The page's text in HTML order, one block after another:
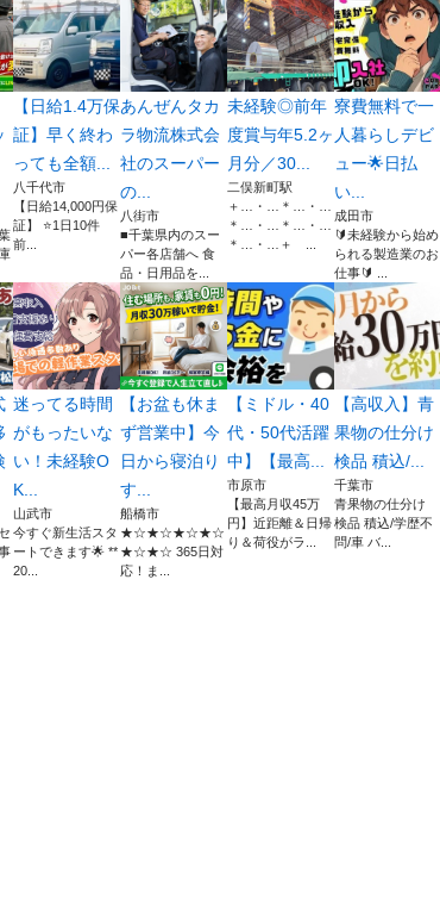
【日給1.4万保
証】早く終わ
っても全額...
八千代市
【日給14,000円保
証】 ⭐️1日10件
前...
あんぜんタカ
ラ物流株式会
社のスーパー
の...
八街市
■千葉県内のスー
パー各店舗へ 食
品・日用品を...
未経験◎前年
度賞与年5.2ヶ
月分／30...
二俣新町駅
＋…・…＊…・…
＊…・…＊…・…
＊…・…＋ ...
寮費無料で一
人暮らしデビ
ュー🌟日払
い...
成田市
🔰未経験から始め
られる製造業のお
仕事🔰 ...
迷ってる時間
がもったいな
い！未経験O
K...
山武市
今すぐ新生活スタ
ートできます🌟 **
20...
【お盆も休ま
ず営業中】今
日から寝泊り
す...
船橋市
★☆★☆★☆★☆
★☆★☆ 365日対
応！ま...
【ミドル・40
代・50代活躍
中】【最高...
市原市
【最高月収45万
円】近距離＆日帰
り＆荷役がラ...
【高収入】青
果物の仕分け
検品 積込/...
千葉市
青果物の仕分け
検品 積込/学歴不
問/車 バ...